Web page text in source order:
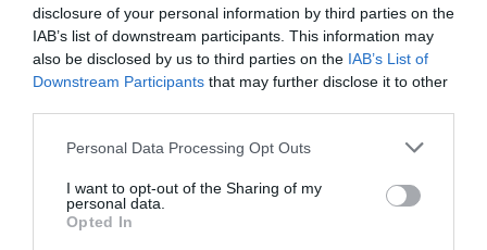
disclosure of your personal information by third parties on the
IAB’s list of downstream participants. This information may
also be disclosed by us to third parties on the IAB’s List of
Downstream Participants that may further disclose it to other
Personal Data Processing Opt Outs
I want to opt-out of the Sharing of my
personal data.
Opted In
Tentativă de omor cu toporul la Catania, român
blocat și arestat de carabinieri
transformată în tentativă de omor
Articolul anterior